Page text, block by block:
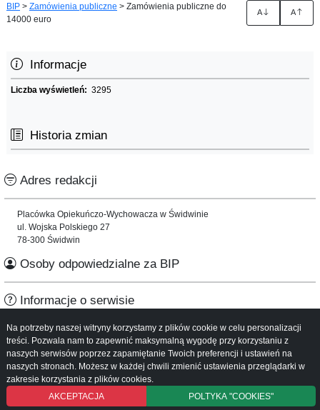
BIP > Zamówienia publiczne > Zamówienia publiczne do
14000 euro
A A
Informacje
Liczba wyświetleń: 3295
Historia zmian
Adres redakcji
Placówka Opiekuńczo-Wychowacza w Świdwinie
ul. Wojska Polskiego 27
78-300 Świdwin
Osoby odpowiedzialne za BIP
Informacje o serwisie
Mapa serwisu
Instrukcja obsługi
Na potrzeby naszej witryny korzystamy z plików cookie w celu personalizacji
treści. Pozwala nam to zapewnić maksymalną wygodę przy korzystaniu z
naszych serwisów poprzez zapamiętanie Twoich preferencji i ustawień na
naszych stronach. Możesz w każdej chwili zmienić ustawienia przeglądarki w
zakresie korzystania z plików cookies.
AKCEPTACJA
POLTYKA "COOKIES"